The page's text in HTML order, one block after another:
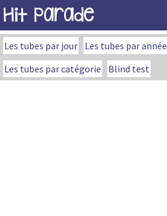
Hit Parade
Les tubes par jour Les tubes par année
Les tubes par catégorie
Blind test